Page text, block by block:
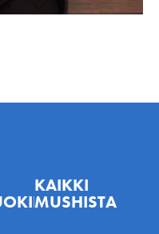
KAIKKI
MUSHISTA